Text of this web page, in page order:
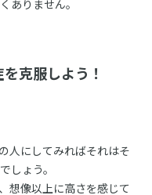
ありません。
克服しよう！
人にしてみればそれはそ
しょう。
想像以上に高さを感じて